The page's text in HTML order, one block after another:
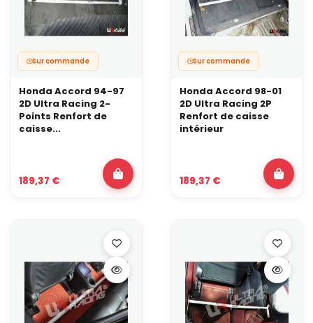
Sur commande
Honda Accord 94-97
2D Ultra Racing 2-
Points Renfort de
caisse...
189,37 €
Sur commande
Honda Accord 98-01
2D Ultra Racing 2P
Renfort de caisse
intérieur
189,37 €